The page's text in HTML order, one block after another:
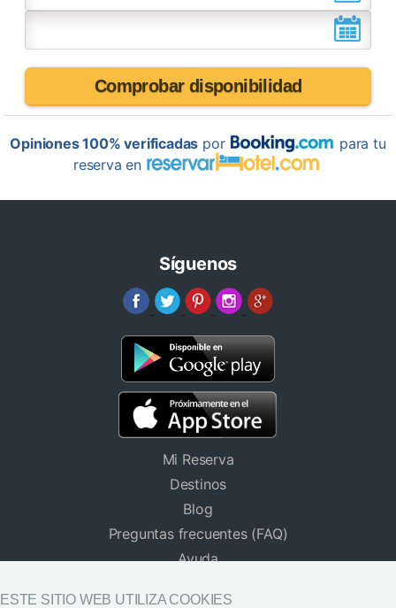
Comprobar disponibilidad
Opiniones 100% verificadas por
para tu
reserva en
Síguenos
Mi Reserva
Destinos
Blog
Preguntas frecuentes (FAQ)
Ayuda
Hoteles para Grupos
ESTE SITIO WEB UTILIZA COOKIES